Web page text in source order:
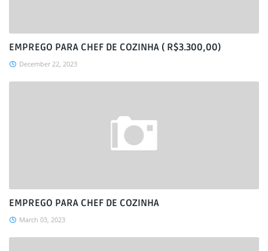
EMPREGO PARA CHEF DE COZINHA ( R$3.300,00)
December 22, 2023
EMPREGO PARA CHEF DE COZINHA
March 03, 2023